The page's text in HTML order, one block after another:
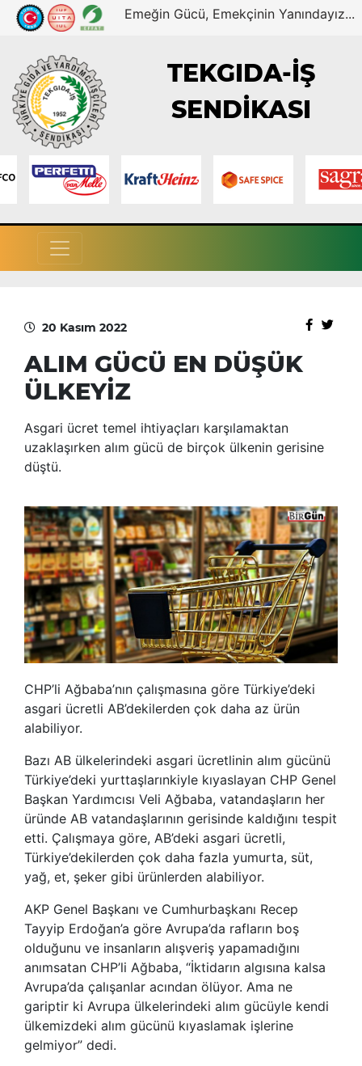
Emeğin Gücü, Emekçinin Yanındayız...
TEKGIDA-İŞ
SENDİKASI
20 Kasım 2022
ALIM GÜCÜ EN DÜŞÜK
ÜLKEYİZ
Asgari ücret temel ihtiyaçları karşılamaktan
uzaklaşırken alım gücü de birçok ülkenin gerisine
düştü.
CHP’li Ağbaba’nın çalışmasına göre Türkiye’deki
asgari ücretli AB’dekilerden çok daha az ürün
alabiliyor.
Bazı AB ülkelerindeki asgari ücretlinin alım gücünü
Türkiye’deki yurttaşlarınkiyle kıyaslayan CHP Genel
Başkan Yardımcısı Veli Ağbaba, vatandaşların her
üründe AB vatandaşlarının gerisinde kaldığını tespit
etti. Çalışmaya göre, AB’deki asgari ücretli,
Türkiye’dekilerden çok daha fazla yumurta, süt,
yağ, et, şeker gibi ürünlerden alabiliyor.
AKP Genel Başkanı ve Cumhurbaşkanı Recep
Tayyip Erdoğan’a göre Avrupa’da rafların boş
olduğunu ve insanların alışveriş yapamadığını
anımsatan CHP’li Ağbaba, “İktidarın algısına kalsa
Avrupa’da çalışanlar acından ölüyor. Ama ne
gariptir ki Avrupa ülkelerindeki alım gücüyle kendi
ülkemizdeki alım gücünü kıyaslamak işlerine
gelmiyor” dedi.